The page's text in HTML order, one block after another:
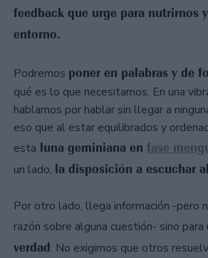
feedback que urge para nutrirnos
entorno.
Podremos poner en palabras y de
qué es lo que necesitamos. En una
hablamos por hablar sin llegar a
eso que al estar equilibrados y
esta luna geminiana en fase
un lado, la disposición a escuchar
Por otro lado, llega información -pero
razón sobre alguna cuestión- sino para
verdad. No exigimos que otros